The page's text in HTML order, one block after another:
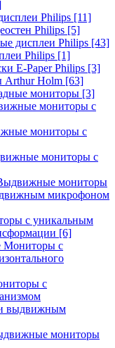
Philips [11]
Philips [5]
дисплеи Philips [43]
Philips [1]
E-Paper Philips [3]
Holm [63]
мониторы [3]
мониторы с
мониторы с
мониторы с
мониторы
микрофоном
с уникальным
[6]
Мониторы с
с
выдвижным
мониторы